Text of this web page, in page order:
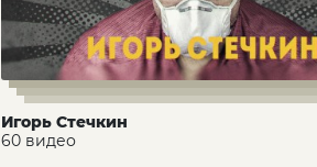
Игорь Стечкин
60 видео